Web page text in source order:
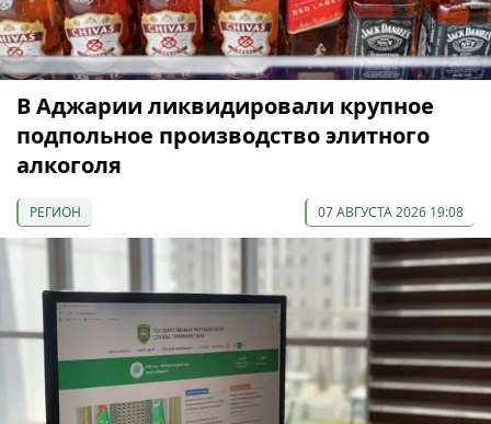
В Аджарии ликвидировали крупное
подпольное производство элитного
алкоголя
РЕГИОН 07 АВГУСТА 2026 19:08